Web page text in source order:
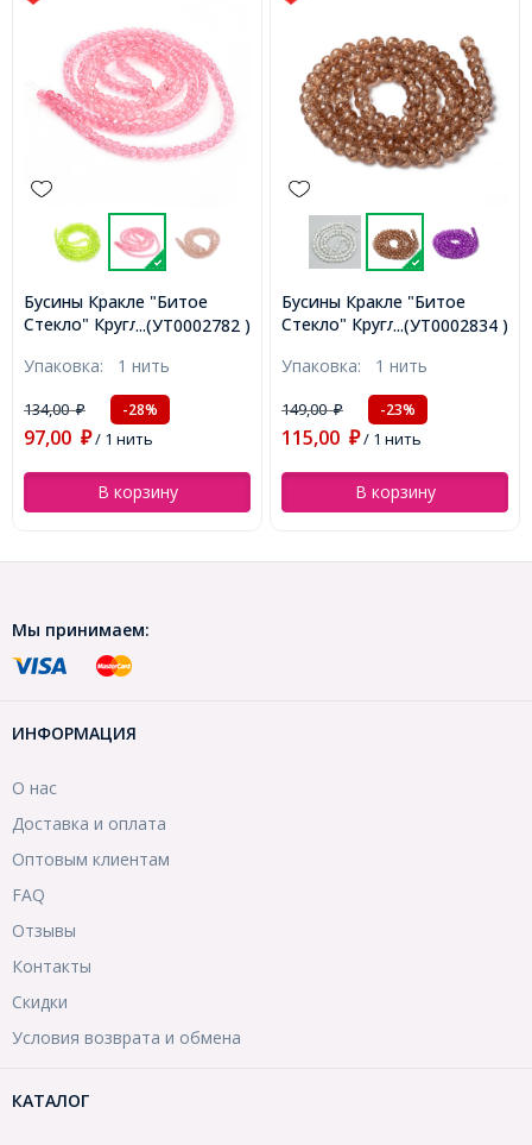
...(УТ0002834 )
Бусины Кракле "Битое
Стекло" Круглые,
Отверстие 1мм, около
95шт/76см/нить,
(УТ0002834)
Упаковка: 1 нить
149,00₽ -23%
115,00 ₽ / 1 нить
В корзину
...(УТ0002836 )
Бусины Кракле "Битое
Стекло" Круглые, Цвет:
8мм, Отверстие 1мм,
около 95шт/76см/нить,
(УТ0002836)
Упаковка: 1 нить
155,00₽ -25%
117,00 ₽/ 1 нить
В корзину
Мы принимаем:
ИНФОРМАЦИЯ
О нас
Доставка и оплата
Оптовым клиентам
FAQ
Отзывы
Контакты
Скидки
Условия возврата и обмена
КАТАЛОГ